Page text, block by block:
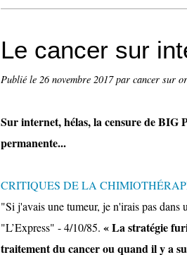
Le cancer sur
Publié le 26 novembre 2017par cancer sur
Sur internet, hélas, la censure de BIG
permanente...
CRITIQUES DE LA
"Si j'avais une tumeur, je n'irais pas
"L’Express" - 4/10/85. « La stratégie
traitement du cancer ou quand il y a